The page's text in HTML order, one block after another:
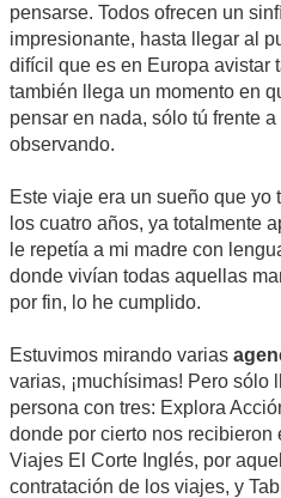
pensarse. Todos ofrecen un
impresionante, hasta llegar al
difícil que es en Europa avistar
también llega un momento en
pensar en nada, sólo tú frente
observando.
Este viaje era un sueño que yo
los cuatro años, ya totalmente
le repetía a mi madre con
donde vivían todas aquellas
por fin, lo he cumplido.
Estuvimos mirando varias
varias, ¡muchísimas! Pero sólo
persona con tres: Explora
donde por cierto nos recibieron
Viajes El Corte Inglés, por
contratación de los viajes, y